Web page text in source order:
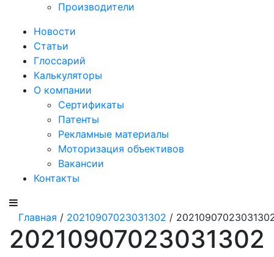
Производители
Новости
Статьи
Глоссарий
Калькуляторы
О компании
Сертификаты
Патенты
Рекламные материалы
Моторизация объективов
Вакансии
Контакты
Главная / 20210907023031302 /
20210907023031302